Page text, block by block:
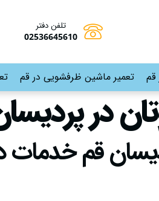
تلفن دفتر
02536645610
قم تعمیر ماشین ظرفشویی در قم
در